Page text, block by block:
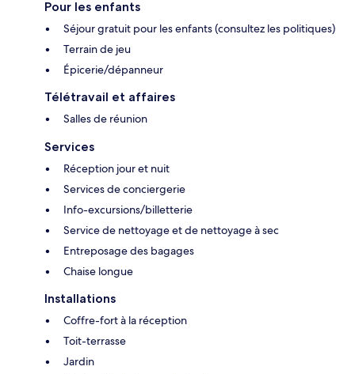
Pour les enfants
Séjour gratuit pour les enfants (consultez les politiques)
Terrain de jeu
Épicerie/dépanneur
Télétravail et affaires
Salles de réunion
Services
Réception jour et nuit
Services de conciergerie
Info-excursions/billetterie
Service de nettoyage et de nettoyage à sec
Entreposage des bagages
Chaise longue
Installations
Coffre-fort à la réception
Toit-terrasse
Jardin